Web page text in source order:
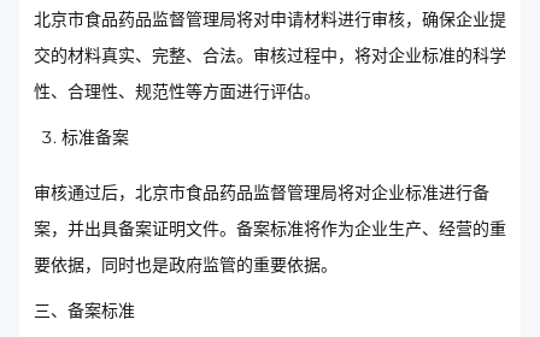
北京市食品药品监督管理局将对申请材料进行审核，确保企业提
交的材料真实、完整、合法。审核过程中，将对企业标准的科学
性、合理性、规范性等方面进行评估。
标准备案
审核通过后，北京市食品药品监督管理局将对企业标准进行备
案，并出具备案证明文件。备案标准将作为企业生产、经营的重
要依据，同时也是政府监管的重要依据。
三、备案标准